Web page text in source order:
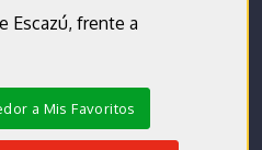
Escazú, frente a
a Mis Favoritos